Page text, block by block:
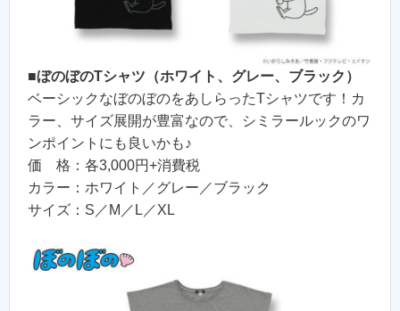
■ぼのぼのTシャツ（ホワイト、グレー、ブラック）
ベーシックなぼのぼのをあしらったTシャツです！カ
ラー、サイズ展開が豊富なので、シミラールックのワ
ンポイントにも良いかも♪
価 格：各3,000円+消費税
カラー：ホワイト／グレー／ブラック
サイズ：S／M／L／XL